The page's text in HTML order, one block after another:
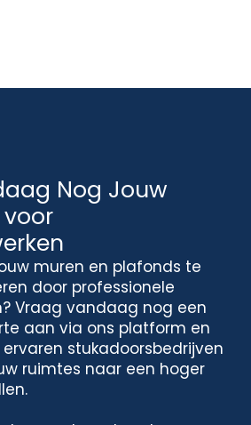
Nog Jouw
muren en plafonds te
door professionele
Vraag vandaag nog een
aan via ons platform en
stukadoorsbedrijven
ruimtes naar een hoger